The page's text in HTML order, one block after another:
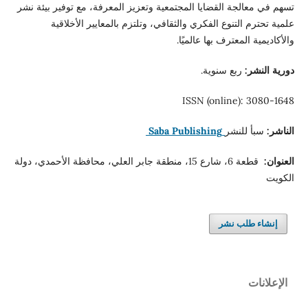
تسهم في معالجة القضايا المجتمعية وتعزيز المعرفة، مع توفير بيئة نشر
علمية تحترم التنوع الفكري والثقافي، وتلتزم بالمعايير الأخلاقية
والأكاديمية المعترف بها عالميًا.
دورية النشر:ربع سنوية.
ISSN (online): 3080-1648
الناشر:سبأ للنشر Saba Publishing
العنوان:
قطعة 6، شارع 15، منطقة جابر العلي، محافظة الأحمدي، دولة
الكويت
إنشاء طلب نشر
الإعلانات